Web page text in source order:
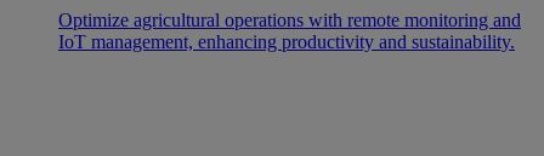
Optimize agricultural operations with remote monitoring and
IoT management, enhancing productivity and sustainability.